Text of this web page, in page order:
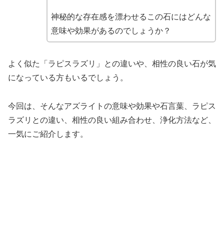
神秘的な存在感を漂わせるこの石にはどんな
意味や効果があるのでしょうか？
よく似た「ラピスラズリ」との違いや、相性の良い石が気
になっている方もいるでしょう。
今回は、そんなアズライトの意味や効果や石言葉、ラピス
ラズリとの違い、相性の良い組み合わせ、浄化方法など、
一気にご紹介します。